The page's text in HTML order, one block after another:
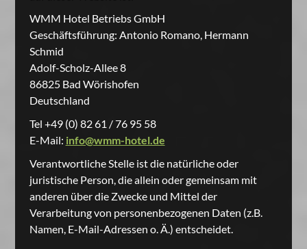
WMM Hotel Betriebs GmbH
Geschäftsführung: Antonio Romano, Hermann
Schmid
Adolf-Scholz-Allee 8
86825 Bad Wörishofen
Deutschland
Tel +49 (0) 82 61 / 76 95 58
E-Mail: info@wmm-hotel.de
Verantwortliche Stelle ist die natürliche oder
juristische Person, die allein oder gemeinsam mit
anderen über die Zwecke und Mittel der
Verarbeitung von personenbezogenen Daten (z.B.
Namen, E-Mail-Adressen o. Ä.) entscheidet.